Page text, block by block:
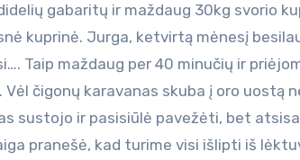
gabaritų ir maždaug 30kg svorio
kuprinė. Jurga, ketvirtą mėnesį
Taip maždaug per 40 minučių ir
čigonų karavanas skuba į oro uostą
sustojo ir pasisiūlė pavežėti, bet
pranešė, kad turime visi išlipti iš